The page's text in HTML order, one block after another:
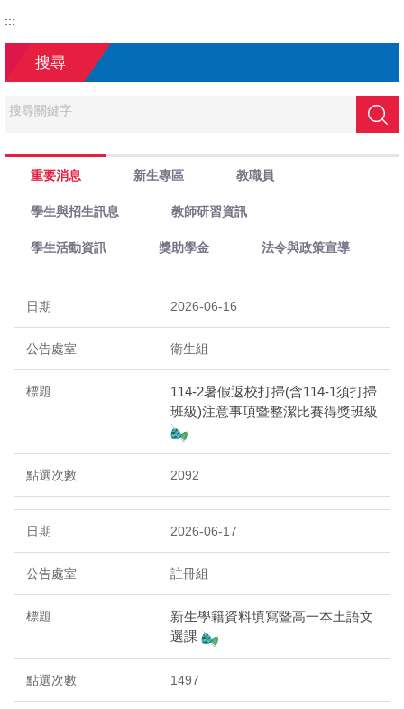
:::
搜尋
關
字
搜尋
重要消息 新生專區 教職員
學生與招生訊息 教師研習資訊
學生活動資訊 獎助學金 法令與政策宣導
2026-06-16
衛生組
114-2暑假返校打掃(含114-1須打掃
班級)注意事項暨整潔比賽得獎班級
2092
2026-06-17
註冊組
新生學籍資料填寫暨高一本土語文
選課
1497